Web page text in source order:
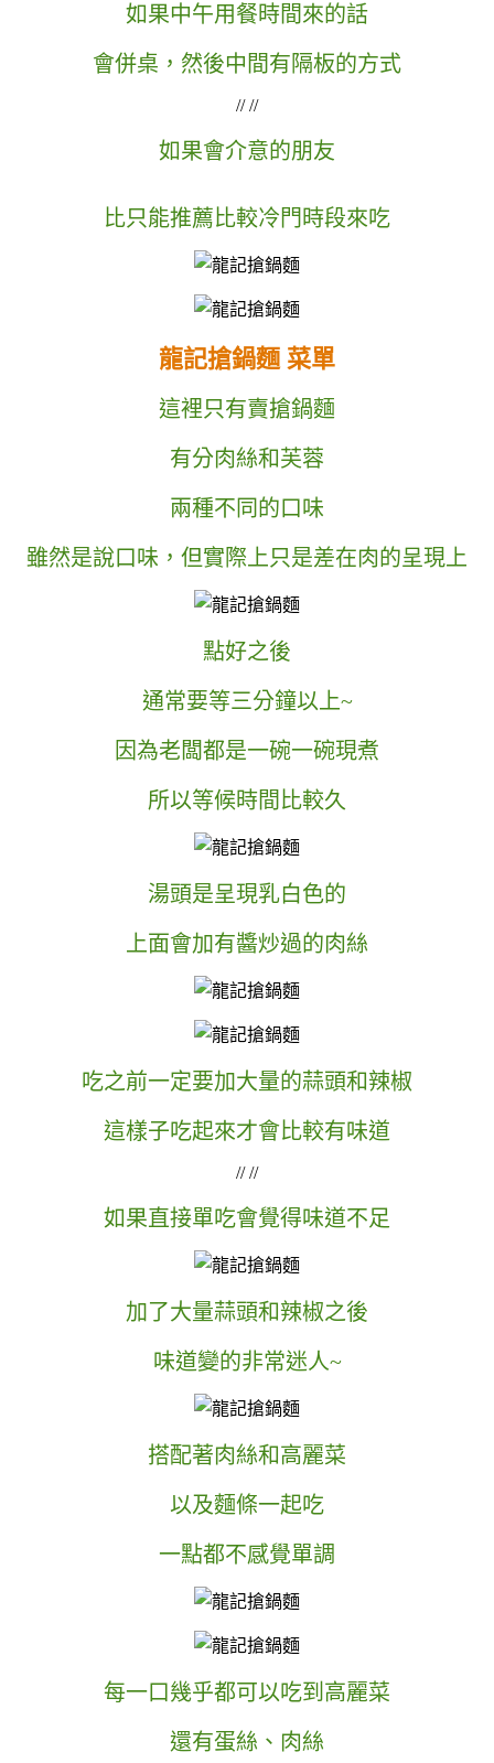
如果中午用餐時間來的話
會併桌，然後中間有隔板的方式
// //
如果會介意的朋友
比只能推薦比較冷門時段來吃
龍記搶鍋麵 菜單
這裡只有賣搶鍋麵
有分肉絲和芙蓉
兩種不同的口味
雖然是說口味，但實際上只是差在肉的呈現上
點好之後
通常要等三分鐘以上~
因為老闆都是一碗一碗現煮
所以等候時間比較久
湯頭是呈現乳白色的
上面會加有醬炒過的肉絲
吃之前一定要加大量的蒜頭和辣椒
這樣子吃起來才會比較有味道
// //
如果直接單吃會覺得味道不足
加了大量蒜頭和辣椒之後
味道變的非常迷人~
搭配著肉絲和高麗菜
以及麵條一起吃
一點都不感覺單調
每一口幾乎都可以吃到高麗菜
還有蛋絲、肉絲